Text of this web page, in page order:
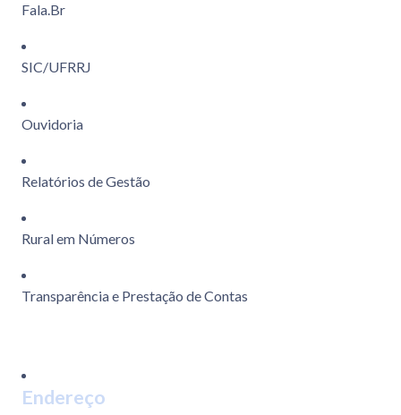
Fala.Br
SIC/UFRRJ
Ouvidoria
Relatórios de Gestão
Rural em Números
Transparência e Prestação de Contas
Endereço